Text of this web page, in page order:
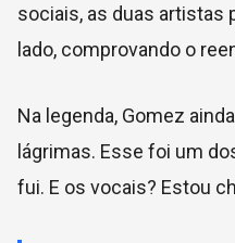
sociais, as duas artistas
lado, comprovando o
Na legenda, Gomez
lágrimas. Esse foi um
fui. E os vocais? Estou